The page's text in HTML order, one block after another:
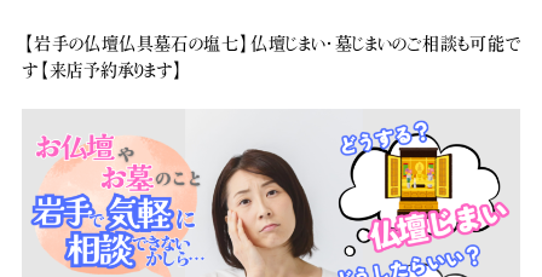
【岩手の仏壇仏具墓石の塩七】仏壇じまい・墓じまいのご相談も可能で
す【来店予約承ります】